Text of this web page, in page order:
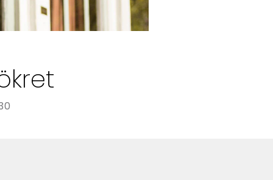
Skapa Konto
Hantera Preferenser
Våra Skribenter